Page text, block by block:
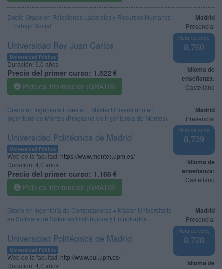
Madrid
Presencial
Nota de corte
8,760
Idioma de
enseñanza:
Castellano
Doble Grado en Relaciones Laborales y Recursos Humanos
+ Trabajo Social
Universidad Rey Juan Carlos
Universidad Pública
Duración:5,0 años
Precio del primer curso: 1.522 €
Pídeles información ¡GRATIS!
Madrid
Presencial
Nota de corte
8,739
Idioma de
enseñanza:
Castellano
Grado en Ingeniería Forestal + Máster Universitario en
Ingeniería de Montes (Programa de Ingeniero/a de Montes)
Universidad Politécnica de Madrid
Universidad Pública
Web de la facultad: https://www.montes.upm.es/
Duración: 4,0 años
Precio del primer curso: 1.166 €
Pídeles información ¡GRATIS!
Madrid
Presencial
Nota de corte
8,728
Idioma de
Grado en Ingeniería de Computadores + Máster Universitario
en Software de Sistemas Distribuidos y Empotrados
Universidad Politécnica de Madrid
Universidad Pública
Web de la facultad: http://www.eui.upm.es/
Duración: 4,0 años